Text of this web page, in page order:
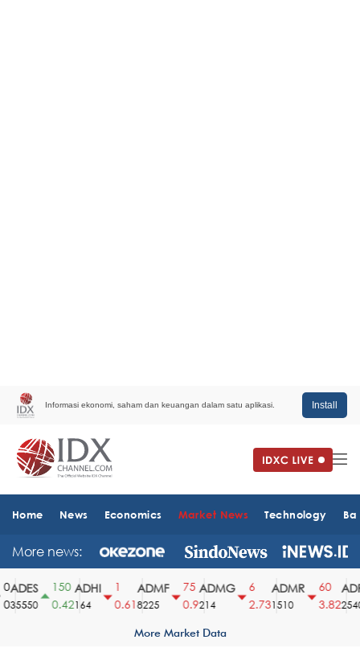
Informasi ekonomi, saham dan keuangan dalam satu aplikasi. Install
Home News Economics Market News Technology
More news:
ADES
35550
150
0.42
ADHI
164
0.61
ADMF
8225
75
0.9
ADMG
214
2.73
ADMR
1510
60
3.822540
More Market Data